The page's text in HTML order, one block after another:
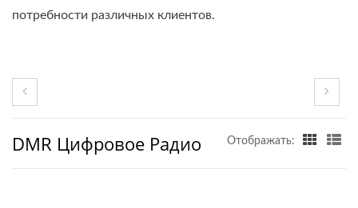
потребности различных клиентов.
DMR Цифровое Радио Отображать: